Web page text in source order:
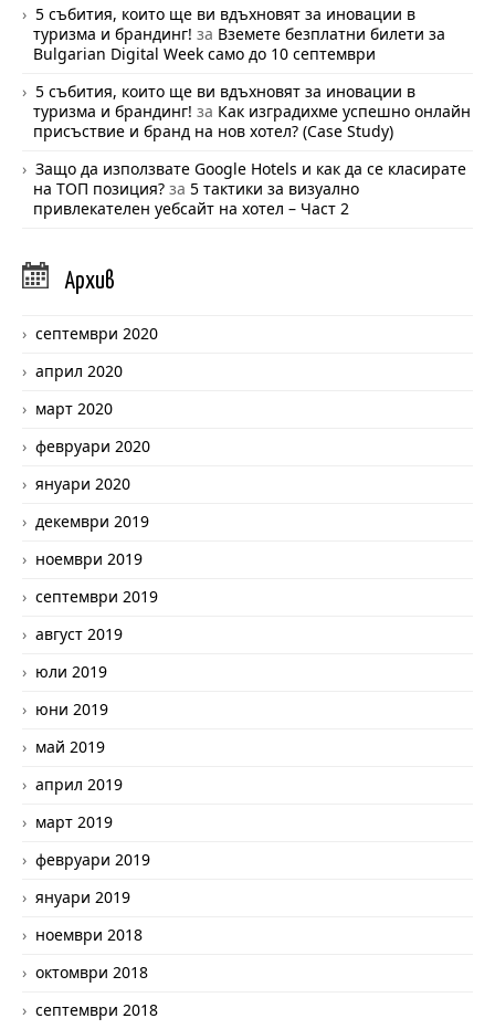
5 събития, които ще ви вдъхновят за иновации в
туризма и брандинг! за Вземете безплатни билети за
Bulgarian Digital Week само до 10 септември
5 събития, които ще ви вдъхновят за иновации в
туризма и брандинг! за Как изградихме успешно онлайн
присъствие и бранд на нов хотел? (Case Study)
Защо да използвате Google Hotels и как да се класирате
на ТОП позиция? за 5 тактики за визуално
привлекателен уебсайт на хотел – Част 2
Архив
септември 2020
април 2020
март 2020
февруари 2020
януари 2020
декември 2019
ноември 2019
септември 2019
август 2019
юли 2019
юни 2019
май 2019
април 2019
март 2019
февруари 2019
януари 2019
ноември 2018
октомври 2018
септември 2018